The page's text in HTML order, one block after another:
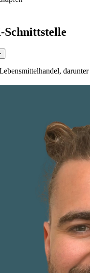
-Schnittstelle
darunter